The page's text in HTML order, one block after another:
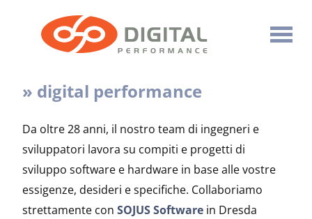
» digital performance
Da oltre 28 anni, il nostro team di ingegneri e
sviluppatori lavora su compiti e progetti di
sviluppo software e hardware in base alle vostre
essigenze, desideri e specifiche. Collaboriamo
strettamente con SOJUS Software in Dresda